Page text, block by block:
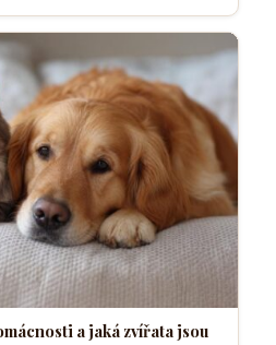
a jaká zvířata jsou